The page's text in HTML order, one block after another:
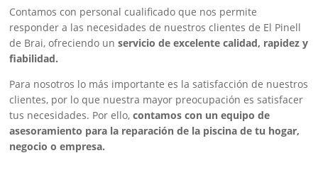
Contamos con personal cualificado que nos permite
responder a las necesidades de nuestros clientes de El Pinell
de Brai, ofreciendo unservicio de excelente calidad, rapidez y
fiabilidad.
Para nosotros lo más importante es la satisfacción de nuestros
clientes, por lo que nuestra mayor preocupación es satisfacer
tus necesidades. Por ello,contamos con un equipo de
asesoramiento para la reparación de la piscina de tu hogar,
negocio o empresa.